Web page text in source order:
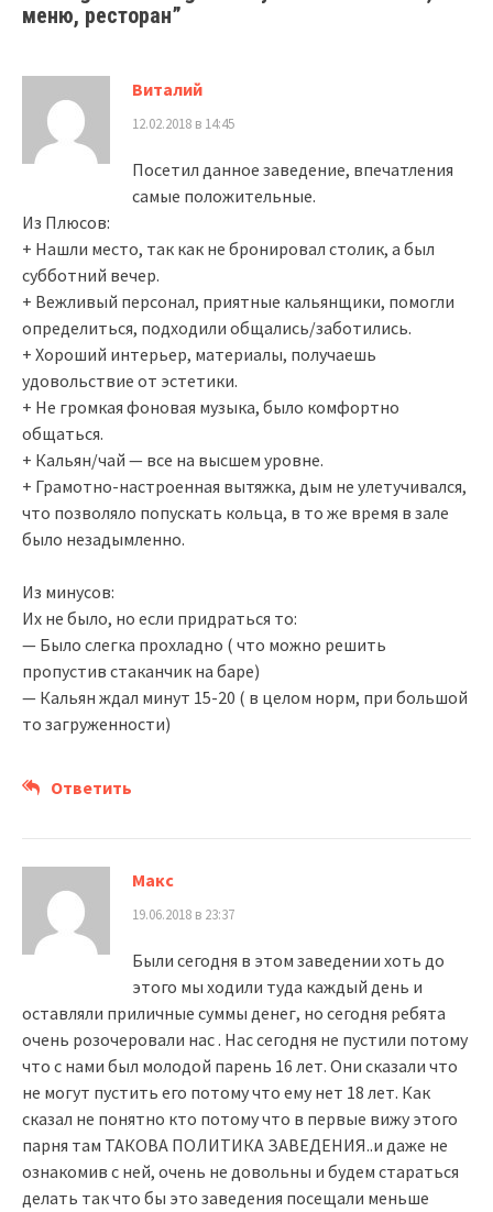
меню, ресторан”
Виталий
12.02.2018 в 14:45
Посетил данное заведение, впечатления
самые положительные.
Из Плюсов:
+ Нашли место, так как не бронировал столик, а был
субботний вечер.
+ Вежливый персонал, приятные кальянщики, помогли
определиться, подходили общались/заботились.
+ Хороший интерьер, материалы, получаешь
удовольствие от эстетики.
+ Не громкая фоновая музыка, было комфортно
общаться.
+ Кальян/чай — все на высшем уровне.
+ Грамотно-настроенная вытяжка, дым не улетучивался,
что позволяло попускать кольца, в то же время в зале
было незадымленно.
Из минусов:
Их не было, но если придраться то:
— Было слегка прохладно ( что можно решить
пропустив стаканчик на баре)
— Кальян ждал минут 15-20 ( в целом норм, при большой
то загруженности)
Ответить
Макс
19.06.2018 в 23:37
Были сегодня в этом заведении хоть до
этого мы ходили туда каждый день и
оставляли приличные суммы денег, но сегодня ребята
очень розочеровали нас . Нас сегодня не пустили потому
что с нами был молодой парень 16 лет. Они сказали что
не могут пустить его потому что ему нет 18 лет. Как
сказал не понятно кто потому что в первые вижу этого
парня там ТАКОВА ПОЛИТИКА ЗАВЕДЕНИЯ..и даже не
ознакомив с ней, очень не довольны и будем стараться
делать так что бы это заведения посещали меньше